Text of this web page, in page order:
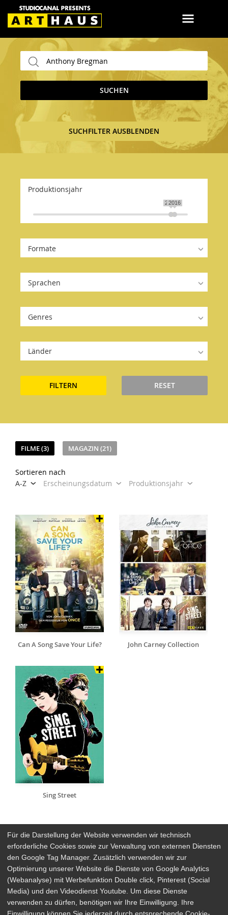
SUCHEN
SUCHFILTER AUSBLENDEN
Produktionsjahr
2013
2016
Formate
Sprachen
Genres
Länder
FILTERN RESET
FILME (3) MAGAZIN (21)
Sortieren nach
A-Z
Erscheinungsdatum Produktionsjahr
Can A Song Save Your Life? John Carney Collection
Sing Street
Arthaus Stores
Social Media
Detailsuche Impressum
Für die Darstellung der Website verwenden wir technisch
erforderliche Cookies sowie zur Verwaltung von externen Diensten
den Google Tag Manager. Zusätzlich verwenden wir zur
Optimierung unserer Website die Dienste von Google Analytics
(Webanalyse) mit Werbefunktion Double click, Pinterest (Social
Media) und den Videodienst Youtube. Um diese Dienste
verwenden zu dürfen, benötigen wir Ihre Einwilligung. Ihre